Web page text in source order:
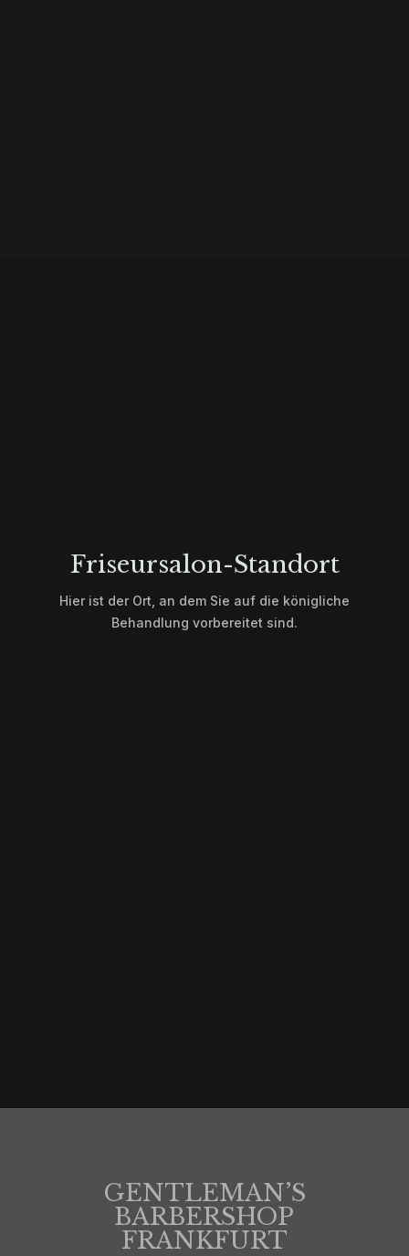
Friseursalon-Standort
Hier ist der Ort, an dem Sie auf die königliche
Behandlung vorbereitet sind.
GENTLEMAN’S
BARBERSHOP
FRANKFURT